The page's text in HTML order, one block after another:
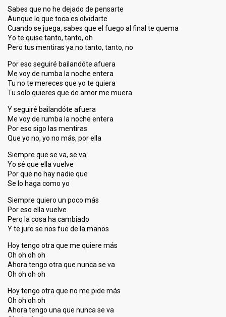
Sabes que no he dejado de pensarte
Aunque lo que toca es olvidarte
Cuando se juega, sabes que el fuego al final te quema
Yo te quise tanto, tanto, oh
Pero tus mentiras ya no tanto, tanto, no
Por eso seguiré bailandóte afuera
Me voy de rumba la noche entera
Tu no te mereces que yo te quiera
Tu solo quieres que de amor me muera
Y seguiré bailandóte afuera
Me voy de rumba la noche entera
Por eso sigo las mentiras
Que yo no, yo no más, por ella
Siempre que se va, se va
Yo sé que ella vuelve
Por que no hay nadie que
Se lo haga como yo
Siempre quiero un poco más
Por eso ella vuelve
Pero la cosa ha cambiado
Y te juro se nos fue de la manos
Hoy tengo otra que me quiere más
Oh oh oh oh
Ahora tengo otra que nunca se va
Oh oh oh oh
Hoy tengo otra que no me pide más
Oh oh oh oh
Ahora tengo una que nunca ѕe vа